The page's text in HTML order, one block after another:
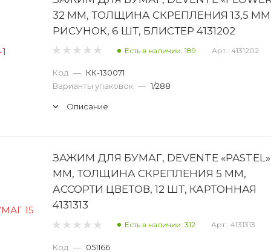
32 ММ, ТОЛЩИНА СКРЕПЛЕНИЯ 13,5
РИСУНОК, 6 ШТ, БЛИСТЕР 4131202
Есть в наличии: 189 Арт.: 4131202
Код — КК-130071
Варианты упаковок — 1/288
Описание
ЗАЖИМ ДЛЯ БУМАГ, DEVENTE
ММ, ТОЛЩИНА СКРЕПЛЕНИЯ 5 ММ,
АССОРТИ ЦВЕТОВ, 12 ШТ, КАРТОННАЯ
4131313
Есть в наличии: 312 Арт.: 4131313
Код — 051166